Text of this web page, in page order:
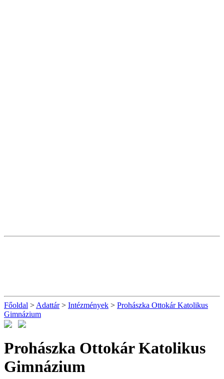
Főoldal > Adattár> Intézmények > Prohászka Ottokár Katolikus
Gimnázium
Prohászka Ottokár Katolikus
Gimnázium